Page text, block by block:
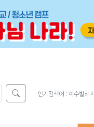
인기검색어 : 예수빌리